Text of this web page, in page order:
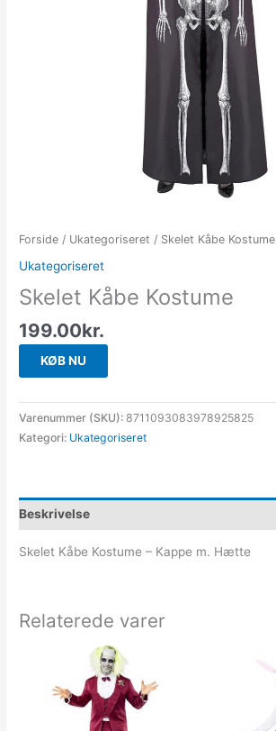
Forside / Ukategoriseret / Skelet Kåbe Kostume
Ukategoriseret
Skelet Kåbe Kostume
199.00kr.
KØB NU
Varenummer (SKU):8711093083978925825
Kategori: Ukategoriseret
Beskrivelse
Skelet Kåbe Kostume – Kappe m. Hætte
Relaterede varer